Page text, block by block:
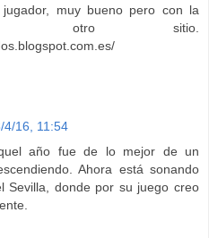
muy bueno pero con la
otro sitio.
4/16, 11:54
año fue de lo mejor de un
Ahora está sonando
Sevilla, donde por su juego creo